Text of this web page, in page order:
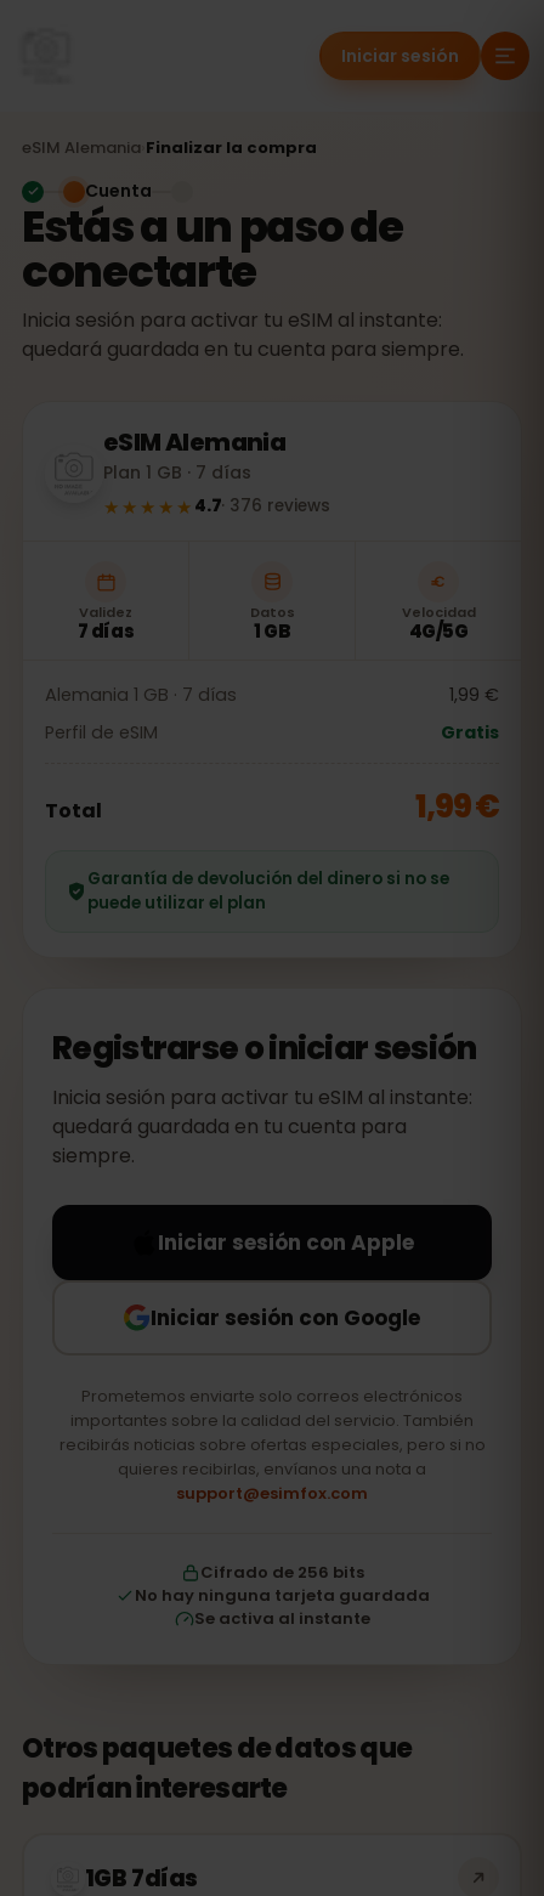
Iniciar sesión
eSIM Alemania Finalizar la compra
Estás a un paso de
conectarte
Inicia sesión para activar tu eSIM al instante:
quedará guardada en tu cuenta para siempre.
Cuenta
eSIMAlemania
Plan 1 GB · 7 días
★★★★★ 4.7· 376 reviews
Validez
7 días
Datos
1 GB
Velocidad
4G/5G
Alemania 1 GB · 7 días
1,99 €
Perfil de eSIM
Gratis
Total 1,99 €
Garantía de devolución del dinero si no se
puede utilizar el plan
Registrarse o iniciar sesión
Inicia sesión para activar tu eSIM al instante:
quedará guardada en tu cuenta para
siempre.
Iniciar sesión con Apple
Iniciar sesión con Google
Prometemos enviarte solo correos electrónicos
importantes sobre la calidad del servicio. También
recibirás noticias sobre ofertas especiales, pero si no
quieres recibirlas, envíanos una nota a
support@esimfox.com
Cifrado de 256 bits
No hay ninguna tarjeta guardada
Se activa al instante
Otros paquetes de datos que
podrían interesarte
1GB 7días